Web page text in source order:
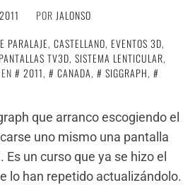
POR JALONSO
PARALAJE, CASTELLANO, EVENTOS 3D,
PANTALLAS TV3D, SISTEMA LENTICULAR,
2011, CANADA, SIGGRAPH,
que arranco escogiendo el
uno mismo una pantalla
un curso que ya se hizo el
lo han repetido actualizándolo.